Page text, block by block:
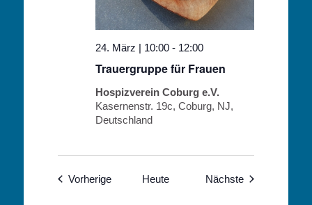
Trauergruppe für Frauen
24. März | 10:00 - 12:00
Hospizverein Coburg e.V.
Kasernenstr. 19c, Coburg, NJ,
Deutschland
VorherigeVeranstaltungen
Heute Nächste